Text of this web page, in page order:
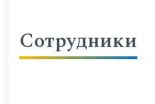
требований к
Сотрудники